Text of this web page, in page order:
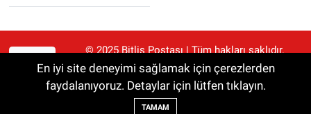
© 2025 Bitlis Postası | Tüm hakları saklıdır.
Haberler kaynak gösterilmeden alıntılanamaz.
Haber Yazılımı:TE Bilişim
En iyi site deneyimi sağlamak için çerezlerden
faydalanıyoruz. Detaylar için lütfen tıklayın.
TAMAM